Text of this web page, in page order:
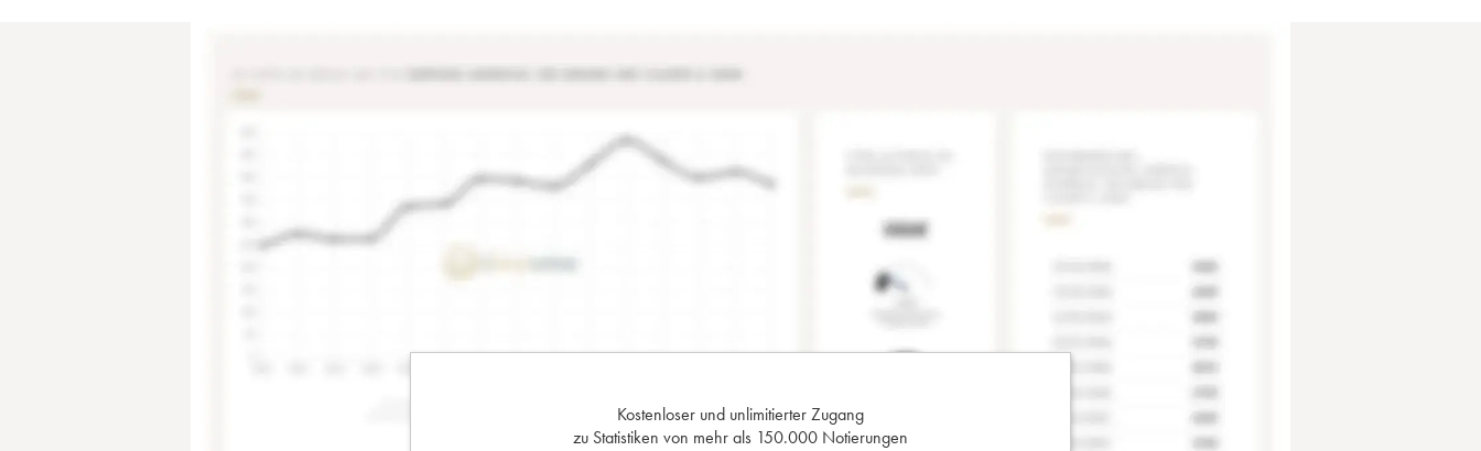
Kostenloser und unlimitierter Zugang
zu Statistiken von mehr als 150.000 Notierungen